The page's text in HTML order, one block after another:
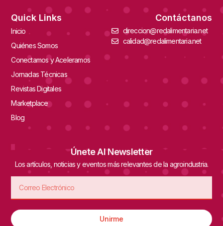
Quick Links
Inicio
Quiénes Somos
Conectamos y Aceleramos
Jornadas Técnicas
Revistas Digitales
Marketplace
Blog
Contáctanos
direccion@redalimentaria.net
calidad@redalimentaria.net
Únete Al Newsletter
Los artículos, noticias y eventos más relevantes de la agroindustria.
Unirme